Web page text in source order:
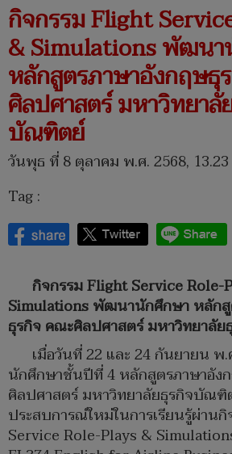
กิจกรรม Flight
& Simulations พัฒน
หลักสูตรภาษาอังกฤษธุ
ศิลปศาสตร์ มหาวิทยาลั
บัณฑิตย์
วันพุธ ที่ 8 ตุลาคม พ.ศ. 2568,
Tag :
กิจกรรม Flight Service Role-
Simulations พัฒนานักศึกษา หลัก
ธุรกิจ คณะศิลปศาสตร์ มหาวิทยาลั
เมื่อวันที่ 22 และ 24 กันยายน พ
นักศึกษาชั้นปีที่ 4 หลักสูตรภาษาอัง
ศิลปศาสตร์ มหาวิทยาลัยธุรกิจบัณฑิ
ประสบการณ์ใหม่ในการเรียนรู้ผ่าน
Service Role-Plays &